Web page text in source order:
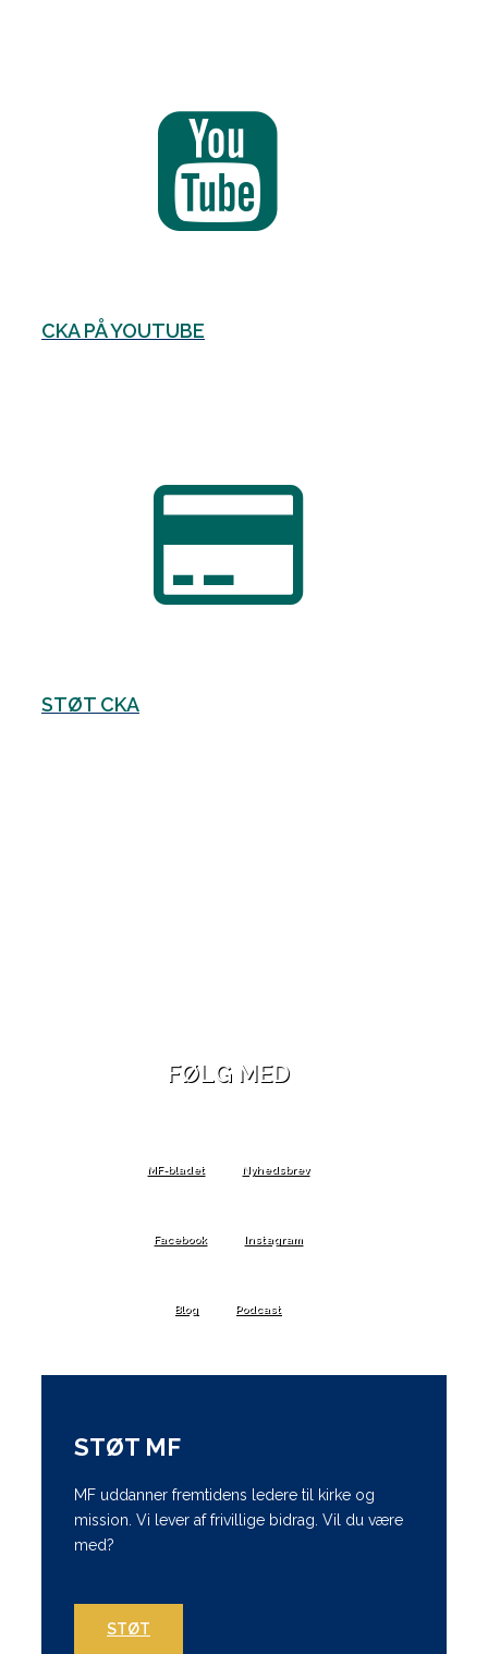
CKA PÅ YOUTUBE
STØT CKA
FØLG MED
MF-bladet Nyhedsbrev
Facebook Instagram
Blog Podcast
STØT MF
MF uddanner fremtidens ledere til kirke og
mission. Vi lever af frivillige bidrag. Vil du være
med?
STØT